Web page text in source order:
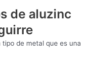
de aluzinc
tipo de metal que es una